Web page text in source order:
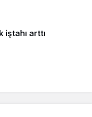
iştahı arttı